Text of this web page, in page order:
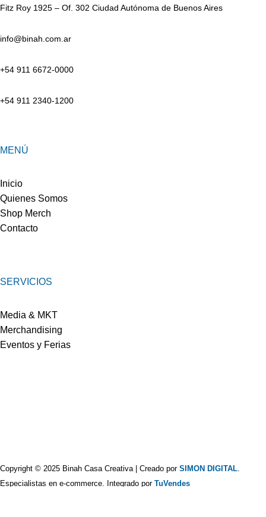
Fitz Roy 1925 – Of. 302 Ciudad Autónoma de Buenos Aires
info@binah.com.ar
+54 911 6672-0000
+54 911 2340-1200
MENÚ
Inicio
Quienes Somos
Shop Merch
Contacto
SERVICIOS
Media & MKT
Merchandising
Eventos y Ferias
Copyright © 2025 Binah Casa Creativa | Creado por SIMON DIGITAL
Especialistas en e-commerce. Integrado porTuVendes